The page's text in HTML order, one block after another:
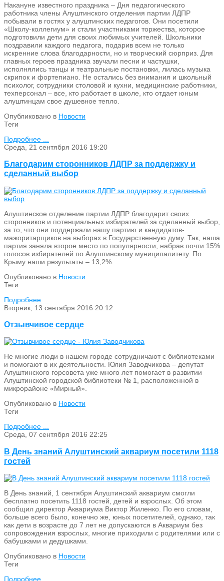
Накануне известного праздника – Дня педагогического
работника члены Алуштинского отделения партии ЛДПР
побывали в гостях у алуштинских педагогов. Они посетили
«Школу-коллегиум» и стали участниками торжества, которое
подготовили дети для своих любимых учителей. Школьники
поздравили каждого педагога, подарив всем не только
искренние слова благодарности, но и творческий сюрприз. Для
главных героев праздника звучали песни и частушки,
исполнялись танцы и театральные постановки, лилась музыка
скрипок и фортепиано. Не остались без внимания и школьный
психолог, сотрудники столовой и кухни, медицинские работники,
техперсонал – все, кто работает в школе, кто отдает юным
алуштинцам свое душевное тепло.
Опубликовано в Новости
Теги
Подробнее ...
Среда, 21 сентября 2016 19:20
Благодарим сторонников ЛДПР за поддержку и
сделанный выбор
Алуштинское отделение партии ЛДПР благодарит своих
сторонников и потенциальных избирателей за сделанный выбор,
за то, что они поддержали нашу партию и кандидатов-
мажоритарщиков на выборах в Государственную думу. Так, наша
партия заняла второе место по популярности, набрав почти 15%
голосов избирателей по Алуштинскому муниципалитету. По
Крыму наши результаты – 13,2%.
Опубликовано в Новости
Теги
Подробнее ...
Вторник, 13 сентября 2016 20:12
Отзывчивое сердце
Не многие люди в нашем городе сотрудничают с библиотеками
и помогают в их деятельности. Юлия Заводчикова – депутат
Алуштинского горсовета уже много лет помогает в развитии
Алуштинской городской библиотеки № 1, расположенной в
микрорайоне «Мирный».
Опубликовано в Новости
Теги
Подробнее ...
Среда, 07 сентября 2016 22:25
В День знаний Алуштинский аквариум посетили 1118
гостей
В День знаний, 1 сентября Алуштинский аквариум смогли
бесплатно посетить 1118 гостей, детей и взрослых. Об этом
сообщил директор Аквариума Виктор Жиленко. По его словам,
больше всего было, конечно же, юных посетителей, однако, так
как дети в возрасте до 7 лет не допускаются в Аквариум без
сопровождения взрослых, многие приходили с родителями или с
бабушками и дедушками.
Опубликовано в Новости
Теги
Подробнее ...